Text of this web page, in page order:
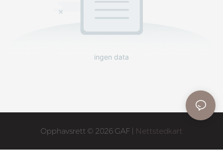
ingen data
Opphavsrett © 2026 GAF | Nettstedkart